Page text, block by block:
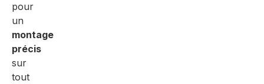
pour
un
montage
précis
sur
tout